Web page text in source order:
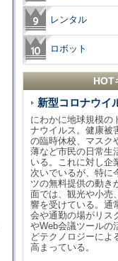
レンタル
ロボット
HOT
新型コロナウイ
にわかに地球規模の
ナウイルス。健康被
の臨時休校、マスク
薄など市民の日常生
いる。これに対し企
次いでいるが、特に
ツの無料提供の動き
面では、観光や小売
響を受けている。通
会や通勤の場がリス
やWeb会議ツールの
どテクノロジーによ
高まっている。